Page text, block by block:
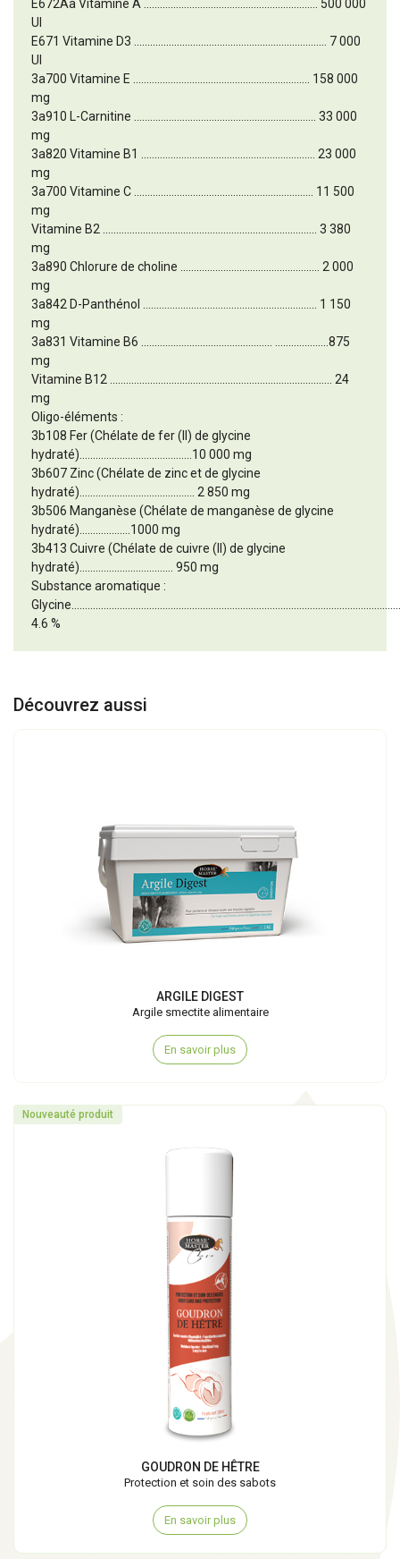
E672Aa Vitamine A ................................................................. 500 000
UI
E671 Vitamine D3 ........................................................................ 7 000
UI
3a700 Vitamine E .................................................................. 158 000
mg
3a910 L-Carnitine .................................................................... 33 000
mg
3a820 Vitamine B1 ................................................................. 23 000
mg
3a700 Vitamine C ................................................................... 11 500
mg
Vitamine B2 ................................................................................ 3 380
mg
3a890 Chlorure de choline .................................................... 2 000
mg
3a842 D-Panthénol ................................................................. 1 150
mg
3a831 Vitamine B6 ................................................. ....................875
mg
Vitamine B12 ................................................................................... 24
mg
Oligo-éléments :
3b108 Fer (Chélate de fer (II) de glycine
hydraté)..........................................10 000 mg
3b607 Zinc (Chélate de zinc et de glycine
hydraté)........................................... 2 850 mg
3b506 Manganèse (Chélate de manganèse de glycine
hydraté)...................1000 mg
3b413 Cuivre (Chélate de cuivre (II) de glycine
hydraté)................................... 950 mg
Substance aromatique :
4.6 %
Découvrez aussi
ARGILE DIGEST
Argile smectite alimentaire
En savoir plus
Nouveauté produit
GOUDRON DE HÊTRE
Protection et soin des sabots
En savoir plus